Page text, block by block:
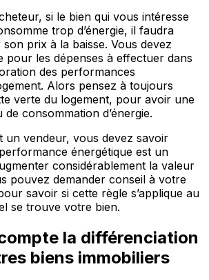
si le bien qui vous intéresse
trop d’énergie, il faudra
prix à la baisse. Vous devez
pour les dépenses à effectuer dans
des performances
Alors pensez à toujours
verte du logement, pour avoir une
consommation d’énergie.
un vendeur, vous devez savoir
énergétique est un
considérablement la valeur
pouvez demander conseil à votre
savoir si cette règle s’applique au
se trouve votre bien.
la différenciation
biens immobiliers